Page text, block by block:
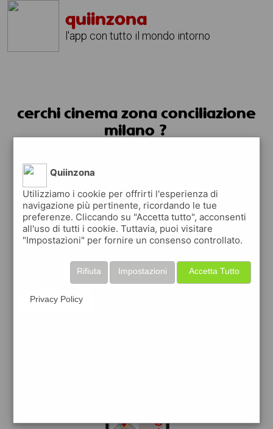
quiinzona
l'app con tutto il mondo intorno
cerchi cinema zona conciliazione
milano ?
Quiinzona
Utilizziamo i cookie per offrirti l'esperienza di
navigazione più pertinente, ricordando le tue
preferenze. Cliccando su "Accetta tutto", acconsenti
all'uso di tutti i cookie. Tuttavia, puoi visitare
"Impostazioni" per fornire un consenso controllato.
Accetta Tutto
Impostazioni
Rifiuta
Privacy Policy